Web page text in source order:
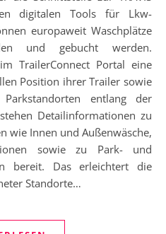
digitalen Tools für Lkw-
europaweit Waschplätze
und gebucht werden.
TrailerConnect Portal eine
Position ihrer Trailer sowie
entlang der
Detailinformationen zu
wie Innen und Außenwäsche,
sowie zu Park- und
bereit. Das erleichtert die
Standorte…